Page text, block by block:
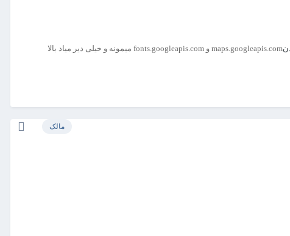
maps.googleapis.com و fonts.googleapis.com میمونه و خیلی دیر میاد بالا
مالک